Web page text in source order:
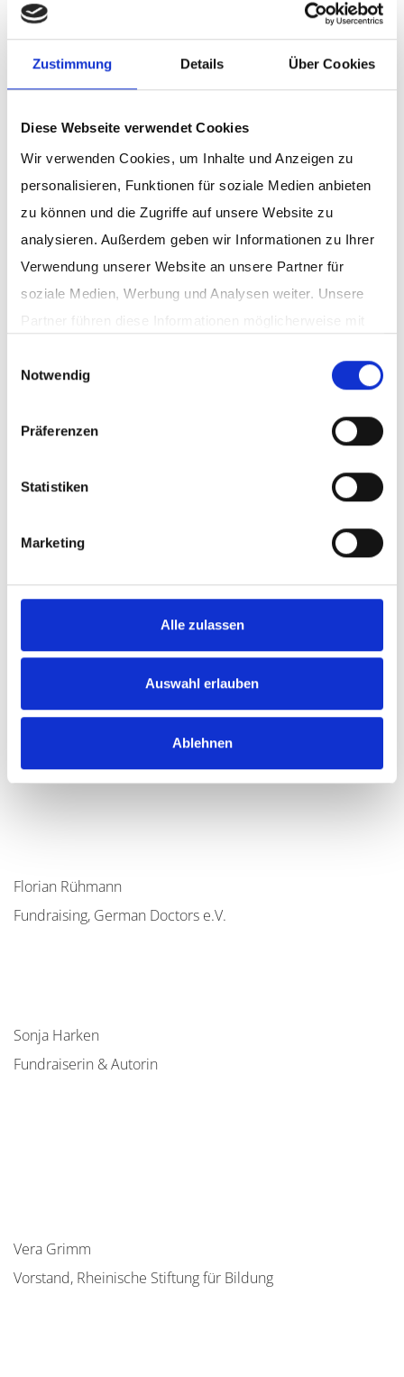
Zustimmung Details Über Cookies
Diese Webseite verwendet Cookies
Wir verwenden Cookies, um Inhalte und Anzeigen zu
personalisieren, Funktionen für soziale Medien anbieten
zu können und die Zugriffe auf unsere Website zu
analysieren. Außerdem geben wir Informationen zu Ihrer
Verwendung unserer Website an unsere Partner für
soziale Medien, Werbung und Analysen weiter. Unsere
Partner führen diese Informationen möglicherweise mit
haben oder die sie im Rahmen Ihrer Nutzung der Dienste
Notwendig
Präferenzen
Statistiken
Marketing
Alle zulassen
Auswahl erlauben
Ablehnen
Julia Selle
Dariush Ghobad
Head of Marketing, Caritas International
Geschäftsführer, Child-Help e.V.
Florian Rühmann
Fundraising, German Doctors e.V.
Sonja Harken
Fundraiserin & Autorin
Vera Grimm
Vorstand, Rheinische Stiftung für Bildung